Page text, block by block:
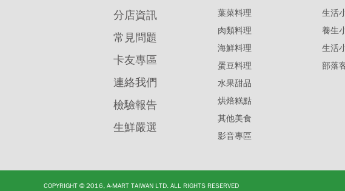
分店資訊
常見問題
卡友專區
連絡我們
檢驗報告
生鮮嚴選
葉菜料理
肉類料理
海鮮料理
蛋豆料理
水果甜品
烘焙糕點
其他美食
影音專區
生活
養生
生活
部落
COPYRIGHT © 2016, A-MART TAIWAN LTD. ALL RIGHTS RESERVED